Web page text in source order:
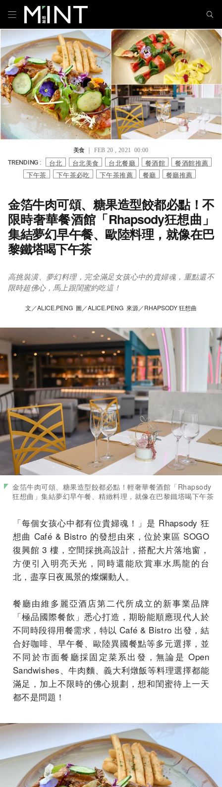
美食｜ FEB 20 , 2021 00:00
TRENDING : 台北 台北美食 台北餐廳 餐酒館
餐酒館推薦
下午茶
下午茶必吃 下午茶推薦 餐廳 餐廳推薦
金箔牛肉可頌、糖果造型餃都必點！不
限時奢華餐酒館「Rhapsody狂想曲」
集結夢幻早午餐、歐陸料理，就像在巴
黎鐵塔喝下午茶
高挑裝潢、夢幻料理，完全滿足女孩心中的貴婦魂，重點還不
限時超佛心，馬上跟閨蜜約吃這！
文／ALICE.PENG 圖／ALICE.PENG 來源／RHAPSODY 狂想曲
金箔牛肉可頌、糖果造型餃都必點！輕奢華餐酒館「Rhapsody
狂想曲」集結夢幻早午餐、精緻料理，就像在巴黎鐵塔喝下午茶
「每個女孩心中都有位貴婦魂！」是 Rhapsody 狂
想曲 Café & Bistro 的發想由來，位於東區 SOGO
復興館 3 樓，空間採挑高設計，搭配大片落地窗，
方便引入明亮天光，同時還能欣賞車水馬龍的台
北，盡享日夜風景的燦爛動人。
餐廳由維多麗亞酒店第二代所成立的新事業品牌
「極品國際餐飲」悉心打造，期盼能順應現代人於
不同時段得用餐需求，特以 Café & Bistro 出發，結
合好咖啡、早午餐、歐陸異國餐點等多元選擇，並
不同於市面餐廳採固定菜系出發，無論是 Open
Sandwishes、牛肉麵、義大利燉飯等料理選擇都能
滿足，加上不限時的佛心規劃，想和閨蜜待上一天
都不是問題！